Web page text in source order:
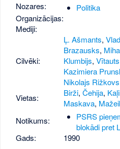
Nozares:
Politika
Organizācijas:
Mediji:
Cilvēki:
Ļ. Ašmants,
Brazausks,
Klumbijs,
Kazimiera
Nikolajs Rižkovs
Vietas:
Birži,Čehija,
Maskava,
Notikums:
PSRS
blokādi pret
Gads:
1990